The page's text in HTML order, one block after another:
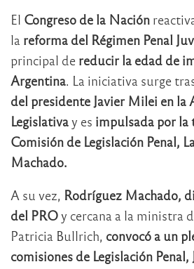
El Congreso de la Nación
la reforma del Régimen Penal
principal de reducir la edad de
Argentina . La iniciativa surge
del presidente Javier Milei en la
Legislativa y es impulsada por la
Comisión de Legislación Penal,
Machado.
A su vez, Rodríguez Machado,
del PROy cercana a la ministra
Patricia Bullrich, convocó a un
comisiones de Legislación